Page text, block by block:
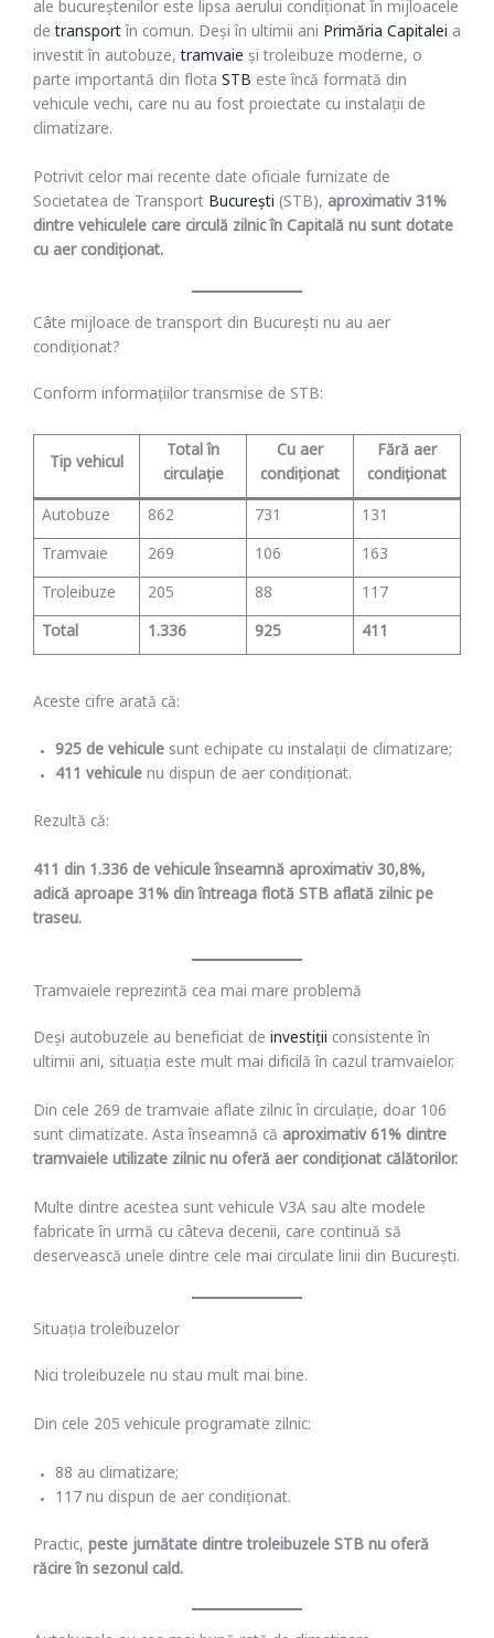
ale bucureștenilor este lipsa aerului condiționat în mijloacele
detransport în comun. Deși în ultimii ani Primăria Capitalei a
investit în autobuze,tramvaie și troleibuze moderne, o
parte importantă din flota STB este încă formată din
vehicule vechi, care nu au fost proiectate cu instalații de
climatizare.
Potrivit celor mai recente date oficiale furnizate de
Societatea de Transport București (STB), aproximativ 31%
dintre vehiculele care circulă zilnic în Capitală nu sunt dotate
cu aer condiționat.
Câte mijloace de transport din București nu au aer
condiționat?
Conform informațiilor transmise de STB:
Tip vehicul
Total în
circulație
Cu aer
condiționat
Fără aer
condiționat
Autobuze 862 731
131
Tramvaie
269 106
163
Troleibuze
205 88
117
Total
1.336 925 411
Aceste cifre arată că:
925 de vehicule sunt echipate cu instalații de climatizare;
411 vehicule nu dispun de aer condiționat.
Rezultă că:
411 din 1.336 de vehicule înseamnă aproximativ 30,8%,
adică aproape 31% din întreaga flotă STB aflată zilnic pe
traseu.
Tramvaiele reprezintă cea mai mare problemă
Deși autobuzele au beneficiat de investiții consistente în
ultimii ani, situația este mult mai dificilă în cazul tramvaielor.
Din cele 269 de tramvaie aflate zilnic în circulație, doar 106
sunt climatizate. Asta înseamnă că aproximativ 61% dintre
tramvaiele utilizate zilnic nu oferă aer condiționat călătorilor.
Multe dintre acestea sunt vehicule V3A sau alte modele
fabricate în urmă cu câteva decenii, care continuă să
deservească unele dintre cele mai circulate linii din București.
Situația troleibuzelor
Nici troleibuzele nu stau mult mai bine.
Din cele 205 vehicule programate zilnic:
88 au climatizare;
117 nu dispun de aer condiționat.
Practic, peste jumătate dintre troleibuzele STB nu oferă
răcire în sezonul cald.